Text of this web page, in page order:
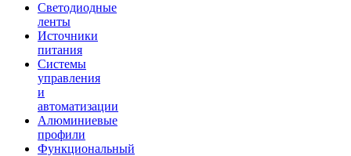
Светодиодные
ленты
Источники
питания
Системы
управления
и
автоматизации
Алюминиевые
профили
Функциональный